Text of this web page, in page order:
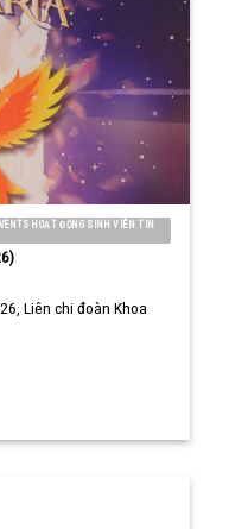
HOẠT ĐỘNG SINH VIÊN TIN
Liên chi đoàn Khoa